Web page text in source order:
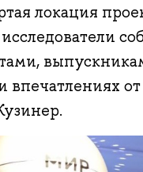
локация
впечатлениях